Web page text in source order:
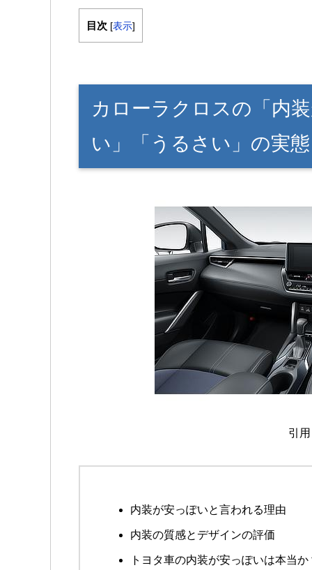
目次 [表示]
カローラクロスの「内
い」「うるさい」の実
引
内装が安っぽいと言われる理由
内装の質感とデザインの評価
トヨタ車の内装が安っぽいは本当